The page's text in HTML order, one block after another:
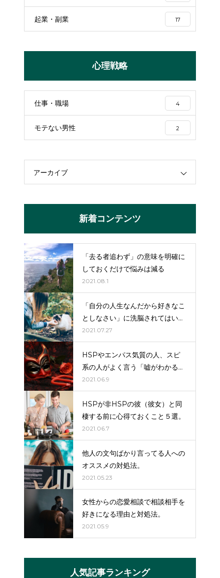
起業・副業 17
心理戦略
仕事・職場 4
モテない男性 2
アーカイブ
新着コンテンツ
「去る者追わず」の意味を明確に
しておくだけで悩みは減る
2021.08.1
「自分の人生なんだから好きなこ
としなさい」に洗脳されてはいけ
ない。
2021.07.27
HSPやエンパス気質の人、スピ
系の人がよく言う「嘘がわかる」
はだいたい嘘（詐欺）。
2021.06.9
HSPが非HSPの彼（彼女）と同
棲する前に心得ておくこと５選。
2021.06.7
他人の文句ばかり言ってる人への
オススメの対処法。
2021.05.23
女性からの恋愛相談で相談相手を
好きになる理由と対処法。
2021.05.9
人気記事ランキング